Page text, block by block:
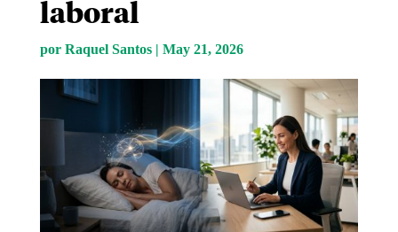
laboral
por Raquel Santos| May 21, 2026